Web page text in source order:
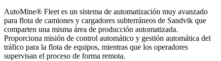
AutoMine® Fleet es un sistema de automatización muy avanzado
para flota de camiones y cargadores subterráneos de Sandvik que
comparten una misma área de producción automatizada.
Proporciona misión de control automático y gestión automática del
tráfico para la flota de equipos, mientras que los operadores
supervisan el proceso de forma remota.